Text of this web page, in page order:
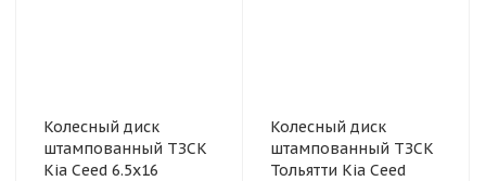
Колесный диск
штампованный ТЗСК
Kia Ceed 6.5x16
Колесный диск
штампованный ТЗСК
Тольятти Kia Ceed